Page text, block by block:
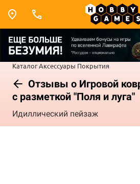
КаталогАксессуары Покрытия
Отзывы о Игровой
с разметкой "Поля и луга"
Идиллический пейзаж